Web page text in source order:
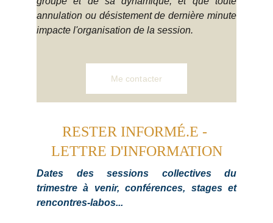
annulation ou désistement de dernière minute
impacte l'organisation de la session.
Me contacter
Dates des sessions collectives du
trimestre à venir, conférences, stages et
rencontres-labos...
RESTER INFORMÉ.E -
LETTRE D'INFORMATION